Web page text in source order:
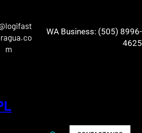
m
WA Business: (505) 8996-
4625
S